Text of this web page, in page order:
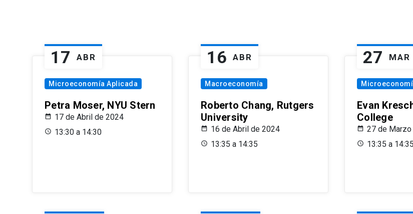
17 ABR
Microeconomía Aplicada
Petra Moser, NYU Stern
17 de Abril de 2024
13:30 a 14:30
16 ABR
Macroeconomía
Roberto Chang, Rutgers
University
16 de Abril de 2024
13:35 a 14:35
27 MAR
Evan
College
27 de
13:35 a 14:35